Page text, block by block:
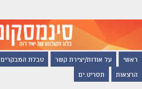
ראשי על אודות/יצירת קשר טבלת המבקרים
הרצאות תסריט.ים